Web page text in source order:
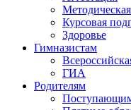
Курсовая
Здоровье
Гимназистам
ГИА
Родителям